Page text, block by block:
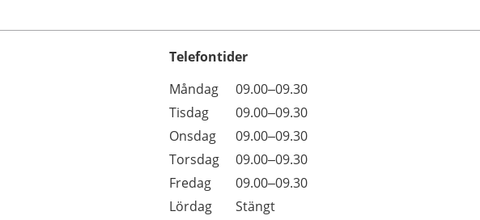
Telefontider
Dag
Öppettider
Kommentarer
Måndag
09.00–09.30
Tisdag
09.00–09.30
Onsdag
09.00–09.30
Torsdag
09.00–09.30
Fredag
09.00–09.30
Lördag
Stängt